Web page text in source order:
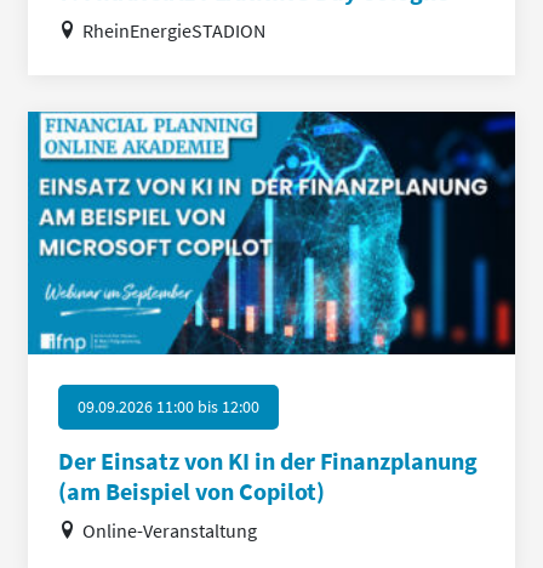
RheinEnergieSTADION
09.09.2026 11:00 bis 12:00
Der Einsatz von KI in der Finanzplanung
(am Beispiel von Copilot)
Online-Veranstaltung